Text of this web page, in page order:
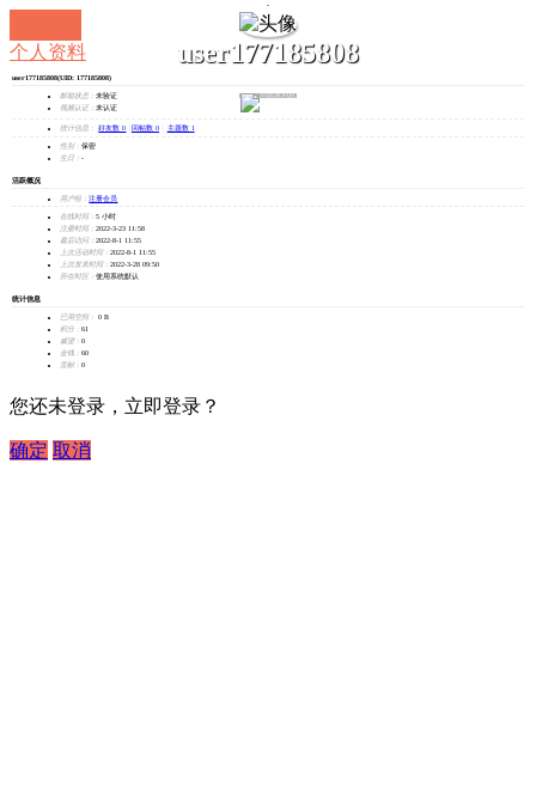
user177185808
发消息
个人资料
user177185808(UID: 177185808)
邮箱状态： 未验证
视频认证： 未认证
统计信息： 好友数 0 回帖数 0 主题数 1
性别： 保密
生日： -
活跃概况
用户组： 注册会员
在线时间： 5 小时
注册时间： 2022-3-23 11:58
最后访问： 2022-8-1 11:55
上次活动时间： 2022-8-1 11:55
上次发表时间： 2022-3-28 09:50
所在时区： 使用系统默认
统计信息
已用空间：
0 B
积分： 61
威望： 0
金钱： 60
贡献： 0
您还未登录，立即登录？
确定 取消